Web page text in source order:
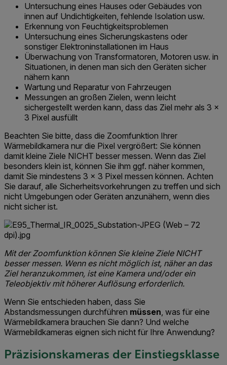
Untersuchung eines Hauses oder Gebäudes von
innen auf Undichtigkeiten, fehlende Isolation usw.
Erkennung von Feuchtigkeitsproblemen
Untersuchung eines Sicherungskastens oder
sonstiger Elektroninstallationen im Haus
Überwachung von Transformatoren, Motoren usw. in
Situationen, in denen man sich den Geräten sicher
nähern kann
Wartung und Reparatur von Fahrzeugen
Messungen an großen Zielen, wenn leicht
sichergestellt werden kann, dass das Ziel mehr als 3 ×
3 Pixel ausfüllt
Beachten Sie bitte, dass die Zoomfunktion Ihrer
Wärmebildkamera nur die Pixel vergrößert: Sie können
damit kleine Ziele NICHT besser messen. Wenn das Ziel
besonders klein ist, können Sie ihm ggf. näher kommen,
damit Sie mindestens 3 × 3 Pixel messen können. Achten
Sie darauf, alle Sicherheitsvorkehrungen zu treffen und sich
nicht Umgebungen oder Geräten anzunähern, wenn dies
nicht sicher ist.
Mit der Zoomfunktion können Sie kleine Ziele NICHT
besser messen. Wenn es nicht möglich ist, näher an das
Ziel heranzukommen, ist eine Kamera und/oder ein
Teleobjektiv mit höherer Auflösung erforderlich.
Wenn Sie entschieden haben, dass Sie
Abstandsmessungen durchführen müssen , was für eine
Wärmebildkamera brauchen Sie dann? Und welche
Wärmebildkameras eignen sich nicht für Ihre Anwendung?
Präzisionskameras der Einstiegsklasse